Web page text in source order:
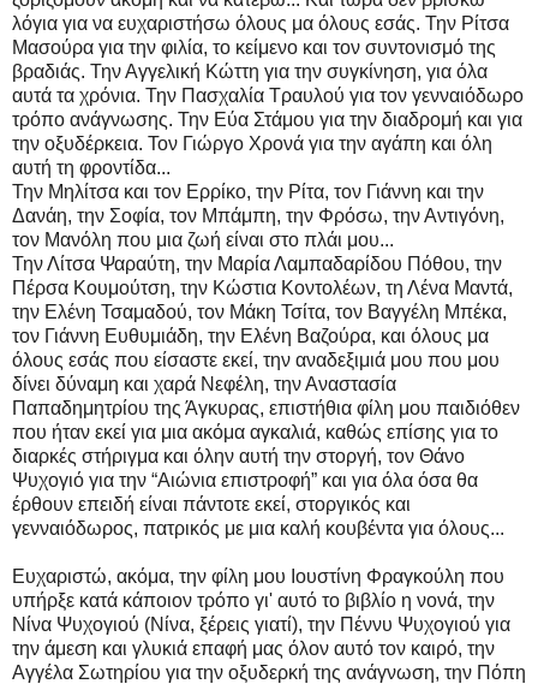
λόγια για να ευχαριστήσω όλους μα όλους εσάς. Την Ρίτσα
Μασούρα για την φιλία, το κείμενο και τον συντονισμό της
βραδιάς. Την Αγγελική Κώττη για την συγκίνηση, για όλα
αυτά τα χρόνια. Την Πασχαλία Τραυλού για τον γενναιόδωρο
τρόπο ανάγνωσης. Την Εύα Στάμου για την διαδρομή και για
την οξυδέρκεια. Τον Γιώργο Χρονά για την αγάπη και όλη
αυτή τη φροντίδα...
Την Μηλίτσα και τον Ερρίκο, την Ρίτα, τον Γιάννη και την
Δανάη, την Σοφία, τον Μπάμπη, την Φρόσω, την Αντιγόνη,
τον Μανόλη που μια ζωή είναι στο πλάι μου...
Την Λίτσα Ψαραύτη, την Μαρία Λαμπαδαρίδου Πόθου, την
Πέρσα Κουμούτση, την Κώστια Κοντολέων, τη Λένα Μαντά,
την Ελένη Τσαμαδού, τον Μάκη Τσίτα, τον Βαγγέλη Μπέκα,
τον Γιάννη Ευθυμιάδη, την Ελένη Βαζούρα, και όλους μα
όλους εσάς που είσαστε εκεί, την αναδεξιμιά μου που μου
δίνει δύναμη και χαρά Νεφέλη, την Αναστασία
Παπαδημητρίου της Άγκυρας, επιστήθια φίλη μου παιδιόθεν
που ήταν εκεί για μια ακόμα αγκαλιά, καθώς επίσης για το
διαρκές στήριγμα και όλην αυτή την στοργή, τον Θάνο
Ψυχογιό για την “Αιώνια επιστροφή” και για όλα όσα θα
έρθουν επειδή είναι πάντοτε εκεί, στοργικός και
γενναιόδωρος, πατρικός με μια καλή κουβέντα για όλους...
Ευχαριστώ, ακόμα, την φίλη μου Ιουστίνη Φραγκούλη που
υπήρξε κατά κάποιον τρόπο γι' αυτό το βιβλίο η νονά, την
Νίνα Ψυχογιού (Νίνα, ξέρεις γιατί), την Πέννυ Ψυχογιού για
την άμεση και γλυκιά επαφή μας όλον αυτό τον καιρό, την
Αγγέλα Σωτηρίου για την οξυδερκή της ανάγνωση, την Πόπη